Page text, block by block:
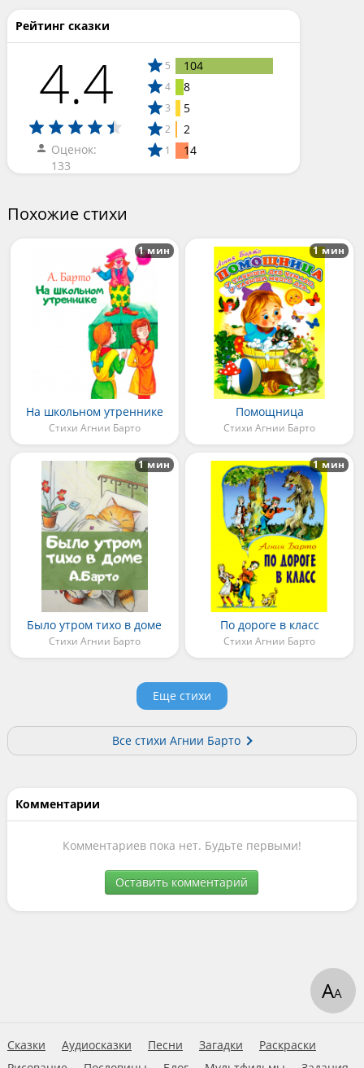
Рейтинг сказки
4.4
Оценок:
133
5 104
4 8
3 5
2 2
1 14
Похожие стихи
На школьном утреннике
Стихи Агнии Барто
1 мин
Помощница
Стихи Агнии Барто
1 мин
Было утром тихо в доме
Стихи Агнии Барто
1 мин
По дороге в класс
Стихи Агнии Барто
1 мин
Еще стихи
Все стихи Агнии Барто
Комментарии
Комментариев пока нет. Будьте первыми!
Оставить комментарий
Сказки Аудиосказки Песни Загадки
Раскраски
АА